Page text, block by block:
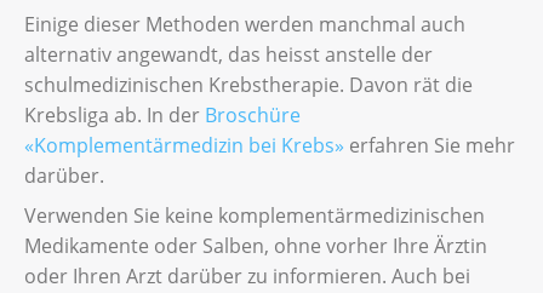
Einige dieser Methoden werden manchmal auch
alternativ angewandt, das heisst anstelle der
schulmedizinischen Krebstherapie. Davon rät die
Krebsliga ab. In der Broschüre
«Komplementärmedizin bei Krebs» erfahren Sie mehr
darüber.
Verwenden Sie keine komplementärmedizinischen
Medikamente oder Salben, ohne vorher Ihre Ärztin
oder Ihren Arzt darüber zu informieren. Auch bei